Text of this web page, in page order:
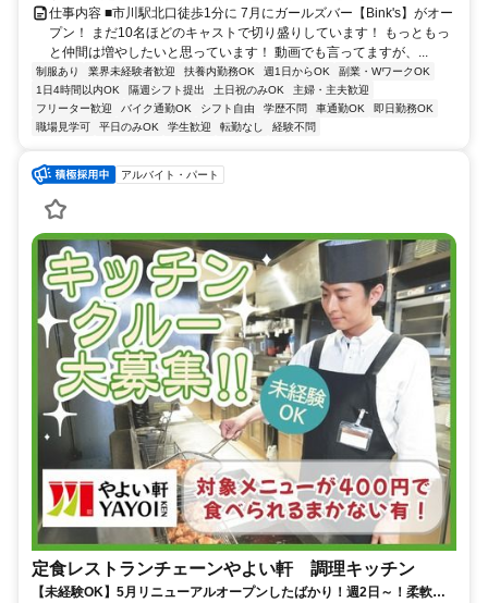
仕事内容 ■市川駅北口徒歩1分に 7月にガールズバー【Bink's】がオー
プン！ まだ10名ほどのキャストで切り盛りしています！ もっともっ
と仲間は増やしたいと思っています！ 動画でも言ってますが、...
制服あり 業界未経験者歓迎 扶養内勤務OK 週1日からOK
副業・WワークOK
1日4時間以内OK
隔週シフト提出 土日祝のみOK
主婦・主夫歓迎
フリーター歓迎
バイク通勤OK シフト自由 学歴不問 車通勤OK
即日勤務OK
職場見学可
平日のみOK 学生歓迎 転勤なし 経験不問
アルバイト・パート
定食レストランチェーンやよい軒 調理キッチン
【未経験OK】5月リニューアルオープンしたばかり！週2日～！柔軟シ